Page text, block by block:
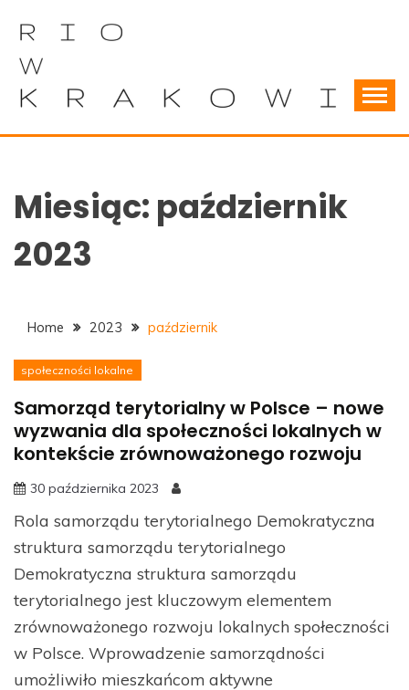
content
RIOWKRAKOWIE
Miesiąc: październik
2023
Home 2023 październik
społeczności lokalne
Samorząd terytorialny w Polsce – nowe
wyzwania dla społeczności lokalnych w
kontekście zrównoważonego rozwoju
30 października 2023
Rola samorządu terytorialnego Demokratyczna
struktura samorządu terytorialnego
Demokratyczna struktura samorządu
terytorialnego jest kluczowym elementem
zrównoważonego rozwoju lokalnych społeczności
w Polsce. Wprowadzenie samorządności
umożliwiło mieszkańcom aktywne